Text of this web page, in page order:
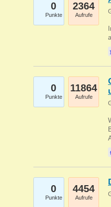
0
Punkte
2364
Aufrufe
0
Punkte
11864
Aufrufe
0
Punkte
4454
Aufrufe